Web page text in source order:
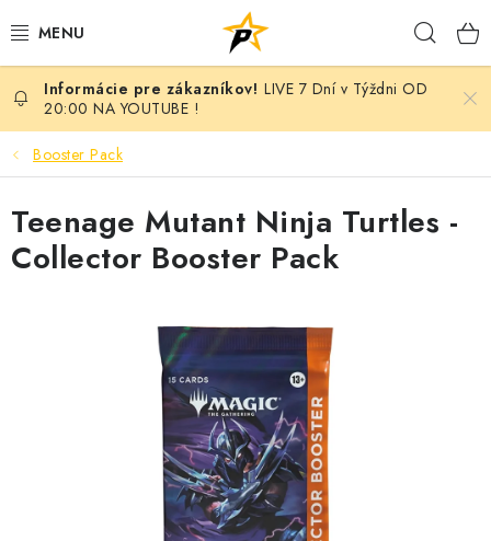
na
POKÉMON
BREAK NIGHT SEPAR VOL.7 - MONARCH EDITION
BATTLE
BREAKY
MAGIC THE GATHERING
LIVE 7 Dní v Týždni OD
20:00 NA YOUTUBE !
Booster Pack
Teenage Mutant Ninja Turtles -
Collector Booster Pack